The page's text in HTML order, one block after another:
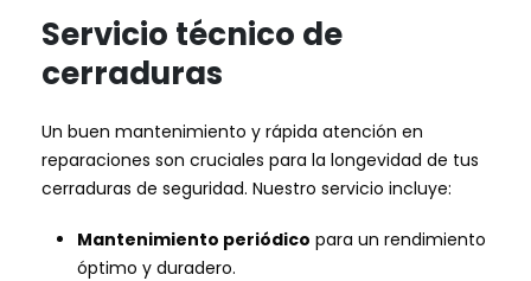
Servicio técnico de
cerraduras
Un buen mantenimiento y rápida atención en
reparaciones son cruciales para la longevidad de tus
cerraduras de seguridad. Nuestro servicio incluye:
Mantenimiento periódico para un rendimiento
óptimo y duradero.